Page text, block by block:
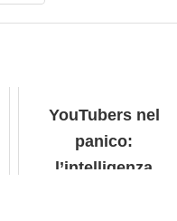
YouTubers nel
panico:
l’intelligenza